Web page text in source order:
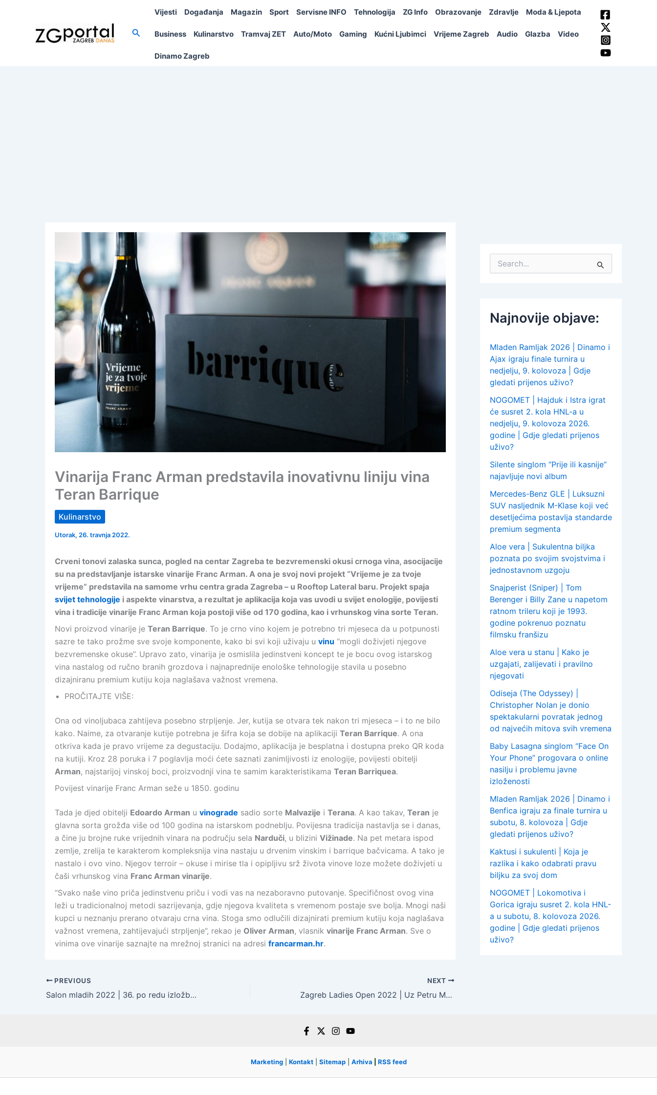
Search
Vijesti Događanja Magazin Sport Servisne INFO Tehnologija ZG Info Obrazovanje Zdravlje Moda & Ljepota
Business Kulinarstvo Tramvaj ZET Auto/Moto Gaming Kućni Ljubimci Vrijeme Zagreb Audio Glazba Video
Dinamo Zagreb
Vinarija Franc Arman predstavila inovativnu liniju vina
Teran Barrique
Kulinarstvo
Utorak, 26. travnja 2022.
Crveni tonovi zalaska sunca, pogled na centar Zagreba te bezvremenski okusi crnoga vina, asocijacije
su na predstavljanje istarske vinarije Franc Arman. A ona je svoj novi projekt “Vrijeme je za tvoje
vrijeme” predstavila na samome vrhu centra grada Zagreba – u Rooftop Lateral baru. Projekt spaja
svijet tehnologije i aspekte vinarstva, a rezultat je aplikacija koja vas uvodi u svijet enologije, povijesti
vina i tradicije vinarije Franc Arman koja postoji više od 170 godina, kao i vrhunskog vina sorte Teran.
Novi proizvod vinarije je Teran Barrique. To je crno vino kojem je potrebno tri mjeseca da u potpunosti
sazre te tako prožme sve svoje komponente, kako bi svi koji uživaju u vinu “mogli doživjeti njegove
bezvremenske okuse”. Upravo zato, vinarija je osmislila jedinstveni koncept te je bocu ovog istarskog
vina nastalog od ručno branih grozdova i najnaprednije enološke tehnologije stavila u posebno
dizajniranu premium kutiju koja naglašava važnost vremena.
PROČITAJTE VIŠE:
Ona od vinoljubaca zahtijeva posebno strpljenje. Jer, kutija se otvara tek nakon tri mjeseca – i to ne bilo
kako. Naime, za otvaranje kutije potrebna je šifra koja se dobije na aplikaciji Teran Barrique. A ona
otkriva kada je pravo vrijeme za degustaciju. Dodajmo, aplikacija je besplatna i dostupna preko QR koda
na kutiji. Kroz 28 poruka i 7 poglavlja moći ćete saznati zanimljivosti iz enologije, povijesti obitelji
Arman, najstarijoj vinskoj boci, proizvodnji vina te samim karakteristikama Teran Barriquea.
Povijest vinarije Franc Arman seže u 1850. godinu
Tada je djed obitelji Edoardo Arman u vinograde sadio sorte Malvazije i Terana. A kao takav, Teran je
glavna sorta grožđa više od 100 godina na istarskom podneblju. Povijesna tradicija nastavlja se i danas,
a čine ju brojne ruke vrijednih vinara na području sela Narduči, u blizini Vižinade. Na pet metara ispod
zemlje, zrelija te karakterom kompleksnija vina nastaju u drvenim vinskim i barrique bačvicama. A tako je
nastalo i ovo vino. Njegov terroir – okuse i mirise tla i opipljivu srž života vinove loze možete doživjeti u
čaši vrhunskog vina Franc Arman vinarije.
“Svako naše vino priča jedinstvenu priču i vodi vas na nezaboravno putovanje. Specifičnost ovog vina
leži u tradicionalnoj metodi sazrijevanja, gdje njegova kvaliteta s vremenom postaje sve bolja. Mnogi naši
kupci u neznanju prerano otvaraju crna vina. Stoga smo odlučili dizajnirati premium kutiju koja naglašava
važnost vremena, zahtijevajući strpljenje”, rekao je Oliver Arman, vlasnik vinarije Franc Arman. Sve o
vinima ove vinarije saznajte na mrežnoj stranici na adresi francarman.hr.
PREVIOUS
Salon mladih 2022 | 36. po redu izložba vizualnih umjetnika do 35 godina održava se u Meštrovićevom paviljonu od 27. travnja do 19. lipnja
NEXT
Zagreb Ladies Open 2022 | Uz Petru Marčinko u drugom kolu ovog teniskog turnira igraju i još tri Hrvatice
:
Najnovije objave:
Mladen Ramljak 2026 | Dinamo i
Ajax igraju finale turnira u
nedjelju, 9. kolovoza | Gdje
gledati prijenos uživo?
NOGOMET | Hajduk i Istra igrat
će susret 2. kola HNL-a u
nedjelju, 9. kolovoza 2026.
godine | Gdje gledati prijenos
uživo?
Silente singlom “Prije ili kasnije”
najavljuje novi album
Mercedes-Benz GLE | Luksuzni
SUV nasljednik M-Klase koji već
desetljećima postavlja standarde
premium segmenta
Aloe vera | Sukulentna biljka
poznata po svojim svojstvima i
jednostavnom uzgoju
Snajperist (Sniper) | Tom
Berenger i Billy Zane u napetom
ratnom trileru koji je 1993.
godine pokrenuo poznatu
filmsku franšizu
Aloe vera u stanu | Kako je
uzgajati, zalijevati i pravilno
njegovati
Odiseja (The Odyssey) |
Christopher Nolan je donio
spektakularni povratak jednog
od najvećih mitova svih vremena
Baby Lasagna singlom “Face On
Your Phone” progovara o online
nasilju i problemu javne
izloženosti
Mladen Ramljak 2026 | Dinamo i
Benfica igraju za finale turnira u
subotu, 8. kolovoza | Gdje
gledati prijenos uživo?
Kaktusi i sukulenti | Koja je
razlika i kako odabrati pravu
biljku za svoj dom
NOGOMET | Lokomotiva i
Gorica igraju susret 2. kola HNL-
a u subotu, 8. kolovoza 2026.
godine | Gdje gledati prijenos
uživo?
Marketing| Kontakt| Sitemap| Arhiva RSS feed